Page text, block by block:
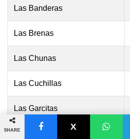
SHARE
Las Banderas
Las Brenas
Las Chunas
Las Cuchillas
Las Garcitas
Las Mercedes